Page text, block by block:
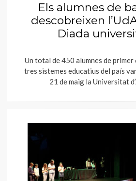
Els alumnes de
descobreixen
Diada
Un total de 450 alumnes de
tres sistemes educatius del país
21 de maig la Universitat